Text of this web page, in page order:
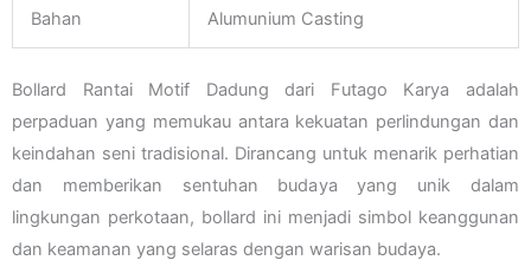
Bahan Alumunium Casting
Bollard Rantai Motif Dadung dari Futago Karya adalah
perpaduan yang memukau antara kekuatan perlindungan dan
keindahan seni tradisional. Dirancang untuk menarik perhatian
dan memberikan sentuhan budaya yang unik dalam
lingkungan perkotaan, bollard ini menjadi simbol keanggunan
dan keamanan yang selaras dengan warisan budaya.